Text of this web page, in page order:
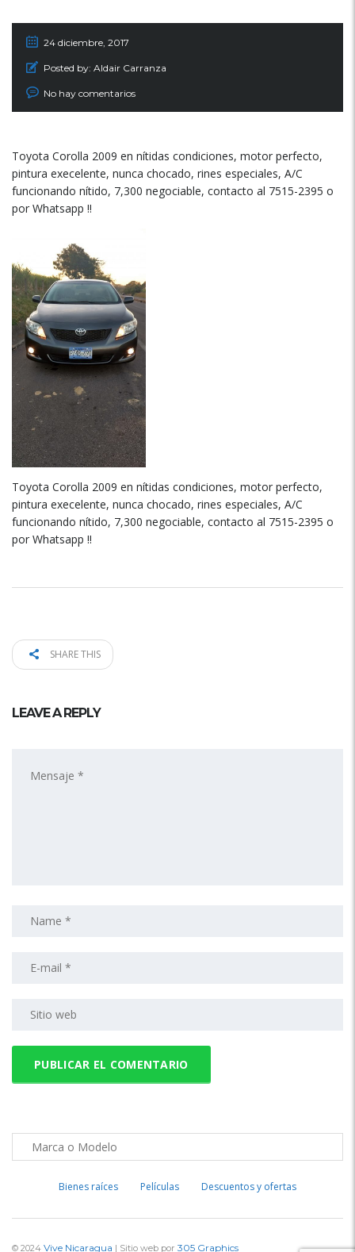
24 diciembre, 2017
Posted by: Aldair Carranza
No hay comentarios
Toyota Corolla 2009 en nítidas condiciones, motor perfecto,
pintura execelente, nunca chocado, rines especiales, A/C
funcionando nítido, 7,300 negociable, contacto al 7515-2395 o
por Whatsapp !!
Toyota Corolla 2009 en nítidas condiciones, motor perfecto,
pintura execelente, nunca chocado, rines especiales, A/C
funcionando nítido, 7,300 negociable, contacto al 7515-2395 o
por Whatsapp !!
SHARE THIS
LEAVE A REPLY
Bienes raíces Películas Descuentos y ofertas
© 2024 Vive Nicaragua | Sitio web por 305 Graphics